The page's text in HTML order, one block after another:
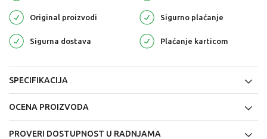
Original proizvodi Sigurno plaćanje
Sigurna dostava Plaćanje karticom
SPECIFIKACIJA
OCENA PROIZVODA
PROVERI DOSTUPNOST U RADNJAMA